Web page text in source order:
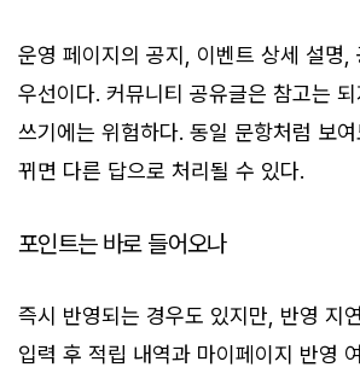
운영 페이지의 공지, 이벤트 상세 설명,
우선이다. 커뮤니티 공유글은 참고는
쓰기에는 위험하다. 동일 문항처럼 보
뀌면 다른 답으로 처리될 수 있다.
포인트는 바로 들어오나
즉시 반영되는 경우도 있지만, 반영 지
입력 후 적립 내역과 마이페이지 반영